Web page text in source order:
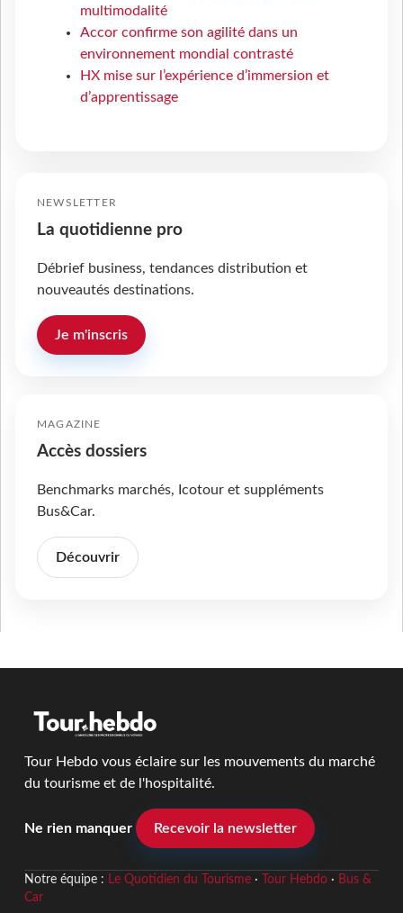
multimodalité
Accor confirme son agilité dans un
environnement mondial contrasté
HX mise sur l’expérience d’immersion et
d’apprentissage
NEWSLETTER
La quotidienne pro
Débrief business, tendances distribution et
nouveautés destinations.
Je m'inscris
MAGAZINE
Accès dossiers
Benchmarks marchés, Icotour et suppléments
Bus&Car.
Découvrir
Tour Hebdo vous éclaire sur les mouvements du marché
du tourisme et de l'hospitalité.
Ne rien manquer Recevoir la newsletter
Notre équipe : Le Quotidien du Tourisme· Tour Hebdo· Bus &
Car